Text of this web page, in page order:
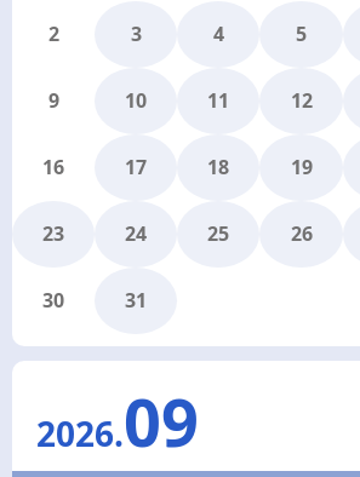
2 3 4 5
9 10 11 12
16 17 18 19
23 24 25 26
30 31
2026.09